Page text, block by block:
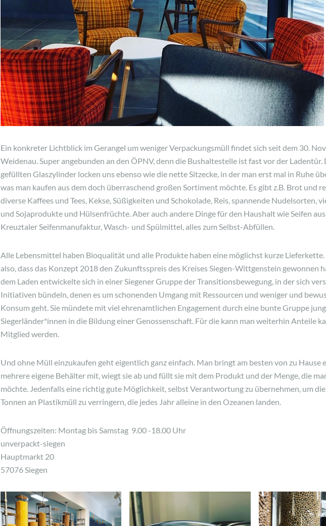
Ein konkreter Lichtblick im Gerangel um weniger Verpackungsmüll findet sich seit dem 30.
Weidenau. Super angebunden an den ÖPNV, denn die Bushaltestelle ist fast vor der
gefüllten Glaszylinder locken uns ebenso wie die nette Sitzecke, in der man erst mal in Ruhe
was man kaufen aus dem doch überraschend großen Sortiment möchte. Es gibt z.B. Brot und
diverse Kaffees und Tees, Kekse, Süßigkeiten und Schokolade, Reis, spannende Nudelsorten,
und Sojaprodukte und Hülsenfrüchte. Aber auch andere Dinge für den Haushalt wie Seifen
Kreuztaler Seifenmanufaktur, Wasch- und Spülmittel, alles zum Selbst-Abfüllen.
Alle Lebensmittel haben Bioqualität und alle Produkte haben eine möglichst kurze
also, dass das Konzept 2018 den Zukunftsspreis des Kreises Siegen-Wittgenstein gewonnen
dem Laden entwickelte sich in einer Siegener Gruppe der Transitionsbewegung, in der sich
Initiativen bündeln, denen es um schonenden Umgang mit Ressourcen und weniger und
Konsum geht. Sie mündete mit viel ehrenamtlichen Engagement durch eine bunte Gruppe
Siegerländer*innen in die Bildung einer Genossenschaft. Für die kann man weiterhin Anteile
Mitglied werden.
Und ohne Müll einzukaufen geht eigentlich ganz einfach. Man bringt am besten von zu Hause
mehrere eigene Behälter mit, wiegt sie ab und füllt sie mit dem Produkt und der Menge, die
möchte. Jedenfalls eine richtig gute Möglichkeit, selbst Verantwortung zu übernehmen, um
Tonnen an Plastikmüll zu verringern, die jedes Jahr alleine in den Ozeanen landen.
Öffnungszeiten: Montag bis Samstag 9.00 -18.00 Uhr
unverpackt-siegen
Hauptmarkt 20
57076 Siegen